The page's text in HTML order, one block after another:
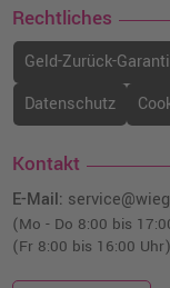
Rechtliches
Geld-Zurück-
Datenschutz
Kontakt
E-Mail:
(Mo - Do 8:00 bis
(Fr 8:00 bis 16:00 Uhr)